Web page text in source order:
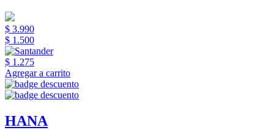
$ 3.990
$ 1.500
$ 1.275
Agregar a carrito
HANA